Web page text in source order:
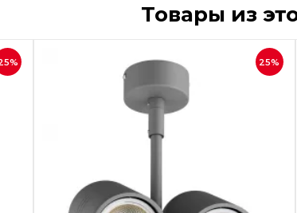
Товары из
25%
Быстрый просмотр